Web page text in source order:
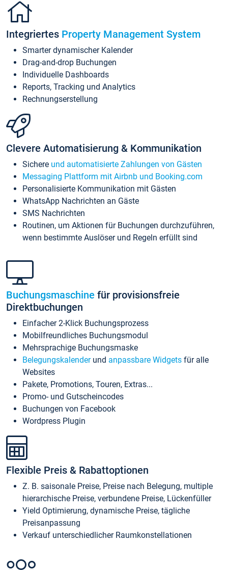
Integriertes Property Management System
Smarter dynamischer Kalender
Drag-and-drop Buchungen
Individuelle Dashboards
Reports, Tracking und Analytics
Rechnungserstellung
Clevere Automatisierung & Kommunikation
Sichere und automatisierte Zahlungen von Gästen
Messaging Plattform mit Airbnb und Booking.com
Personalisierte Kommunikation mit Gästen
WhatsApp Nachrichten an Gäste
SMS Nachrichten
Routinen, um Aktionen für Buchungen durchzuführen,
wenn bestimmte Auslöser und Regeln erfüllt sind
Buchungsmaschine für provisionsfreie
Direktbuchungen
Einfacher 2-Klick Buchungsprozess
Mobilfreundliches Buchungsmodul
Mehrsprachige Buchungsmaske
Belegungskalenderund anpassbare Widgets für alle
Websites
Pakete, Promotions, Touren, Extras...
Promo- und Gutscheincodes
Buchungen von Facebook
Wordpress Plugin
Flexible Preis & Rabattoptionen
Z. B. saisonale Preise, Preise nach Belegung, multiple
hierarchische Preise, verbundene Preise, Lückenfüller
Yield Optimierung, dynamische Preise, tägliche
Preisanpassung
Verkauf unterschiedlicher Raumkonstellationen